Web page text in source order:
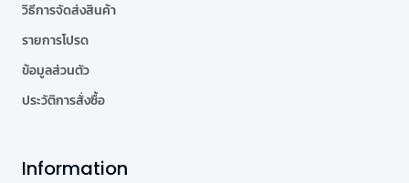
วิธีการจัดส่งสินค้า
รายการโปรด
ข้อมูลส่วนตัว
ประวัติการสั่งซื้อ
Information